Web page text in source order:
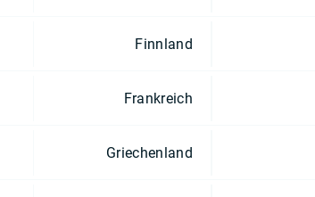
Finnland
Frankreich
Griechenland